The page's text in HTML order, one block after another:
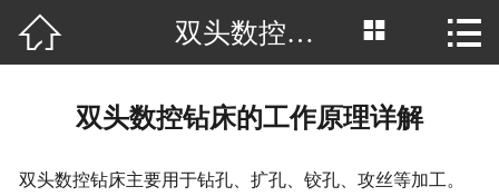
网站首页
 双头数控钻床的工作原理详解  
双头数控钻床的工作原理详解
双头数控钻床主要用于钻孔、扩孔、铰孔、攻丝等加工。